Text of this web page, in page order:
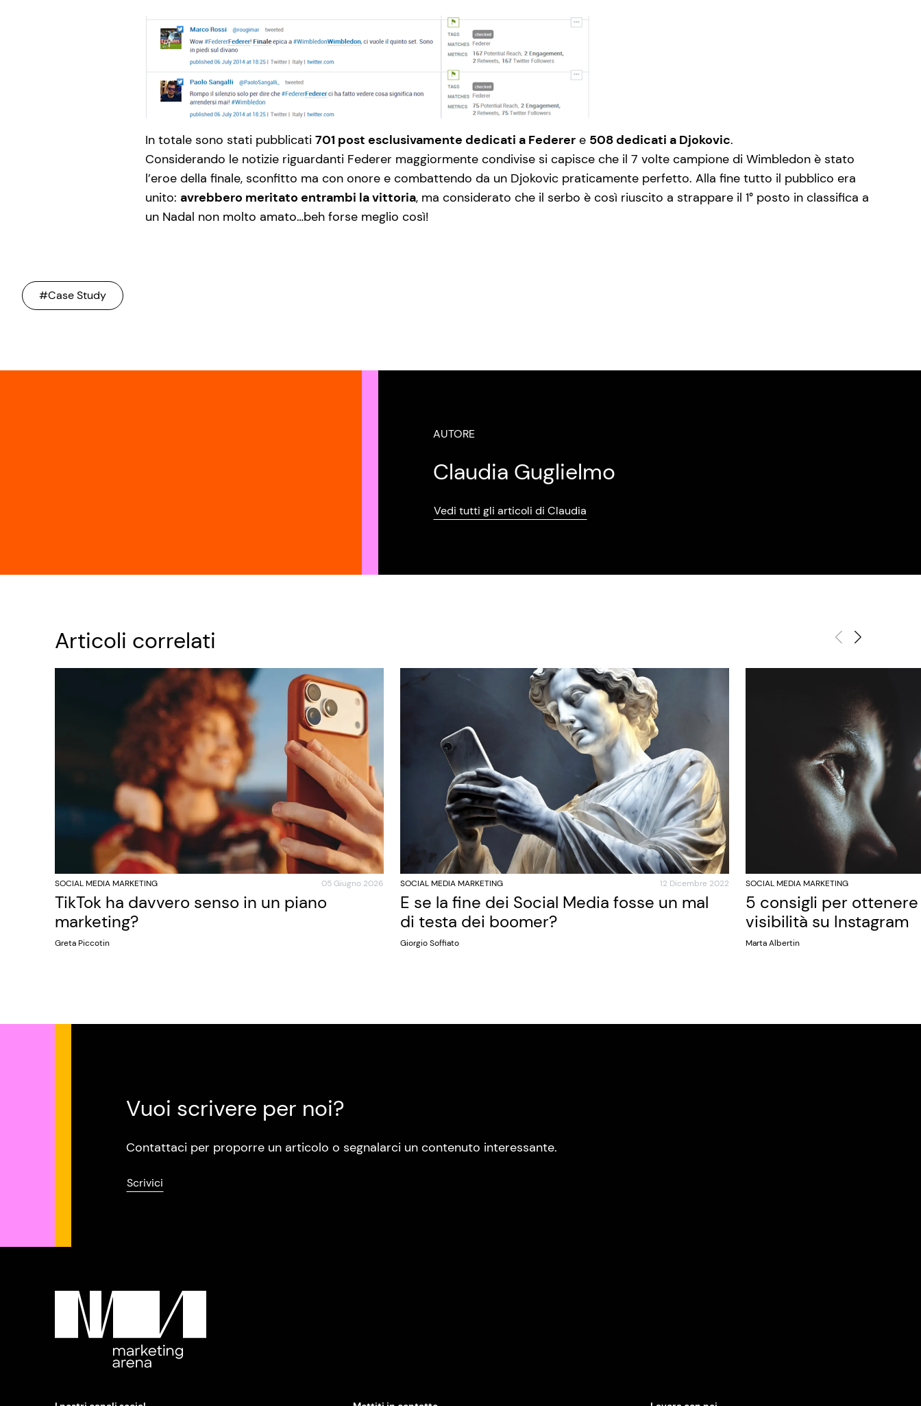
In totale sono stati pubblicati 701 post esclusivamente dedicati a Federer e 508 dedicati a Djokovic.
Considerando le notizie riguardanti Federer maggiormente condivise si capisce che il 7 volte campione di Wimbledon è stato
l’eroe della finale, sconfitto ma con onore e combattendo da un Djokovic praticamente perfetto. Alla fine tutto il pubblico era
unito: avrebbero meritato entrambi la vittoria, ma considerato che il serbo è così riuscito a strappare il 1° posto in classifica a
un Nadal non molto amato…beh forse meglio così!
#Case Study
AUTORE
Claudia Guglielmo
Vedi tutti gli articoli di Claudia
Articoli correlati
SOCIAL MEDIA MARKETING 05 Giugno 2026
TikTok ha davvero senso in un piano
marketing?
Greta Piccotin
SOCIAL MEDIA MARKETING 12 Dicembre 2022
E se la fine dei Social Media fosse un mal
di testa dei boomer?
Giorgio Soffiato
SOCIAL MEDIA MARKETING
5 consigli per
visibilità su Instagram
Marta Albertin
Vuoi scrivere per noi?
Contattaci per proporre un articolo o segnalarci un contenuto interessante.
Scrivici